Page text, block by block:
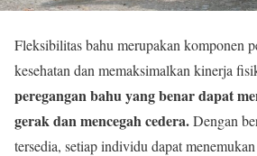
Fleksibilitas bahu merupakan komponen
kesehatan dan memaksimalkan kinerja
peregangan bahu yang benar dapat
gerak dan mencegah cedera.Dengan
tersedia, setiap individu dapat